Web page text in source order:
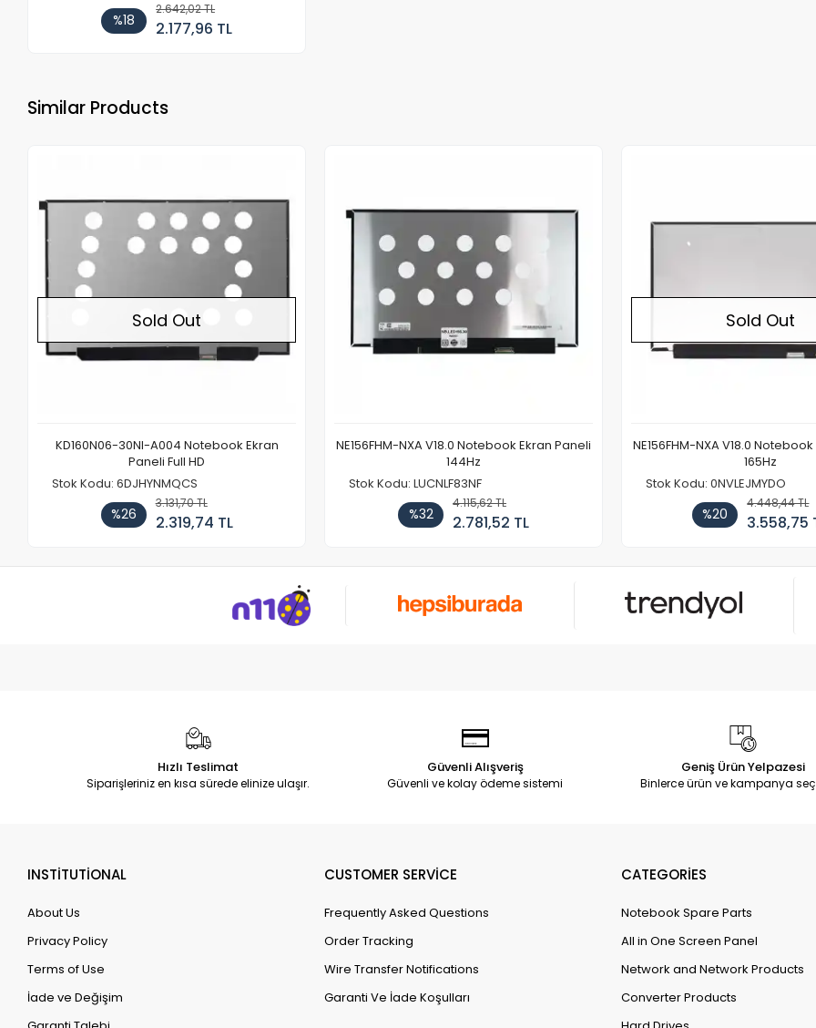
%18
2.642,02 TL
2.177,96 TL
Similar Products
Sold Out
KD160N06-30NI-A004 Notebook Ekran
Paneli Full HD
Stok Kodu: 6DJHYNMQCS
%26
3.131,70 TL
2.319,74 TL
NE156FHM-NXA V18.0 Notebook Ekran Paneli
144Hz
Stok Kodu: LUCNLF83NF
%32
4.115,62 TL
2.781,52 TL
Sold Out
NE156FHM-NXA V18.0
165Hz
Stok Kodu: 0NVLEJMYDO
%20
4.448,44 TL
3.558,75
Hızlı Teslimat
Siparişleriniz en kısa sürede elinize ulaşır.
Güvenli Alışveriş
Güvenli ve kolay ödeme sistemi
Geniş Ürün Yelpazesi
Binlerce ürün ve kampanya
INSTİTUTİONAL
About Us
Privacy Policy
Terms of Use
İade ve Değişim
CUSTOMER SERVİCE
Frequently Asked Questions
Order Tracking
Wire Transfer Notifications
Garanti Ve İade Koşulları
CATEGORİES
Notebook Spare Parts
All in One Screen Panel
Network and Network Products
Converter Products